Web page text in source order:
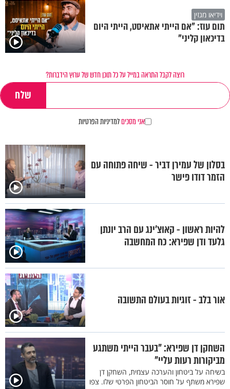
וידיאו מגזין
תום עוז: "אם הייתי אתאיסט, הייתי היום
בדיכאון קליני"
רוצה לקבל התראה במייל על כל תוכן חדש של ערוץ הידברות?
אני מסכיםלמדיניות הפרטיות
בסלון של עמירן דביר - שיחה פתוחה עם
הזמר דודו פישר
להיות ראשון - קאוצ’ינג עם הרב יונתן
גלעד ודן שפירא: כח המחשבה
אור בלב - זוגיות בעולם התשובה
השחקן דן שפירא: "בעבר הייתי משתגע
מביקורות רעות עליי"
בשיחה על ביטחון והערכה עצמית, השחקן דן
שפירא משתף על חוסר הביטחון הפרטי שלו. צפו